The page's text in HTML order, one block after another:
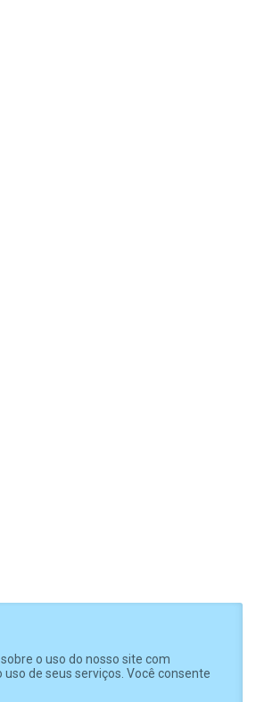
o uso do nosso site com
de seus serviços. Você consente